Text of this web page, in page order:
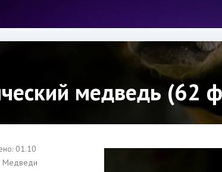
медведь (62
01.10
Медведи